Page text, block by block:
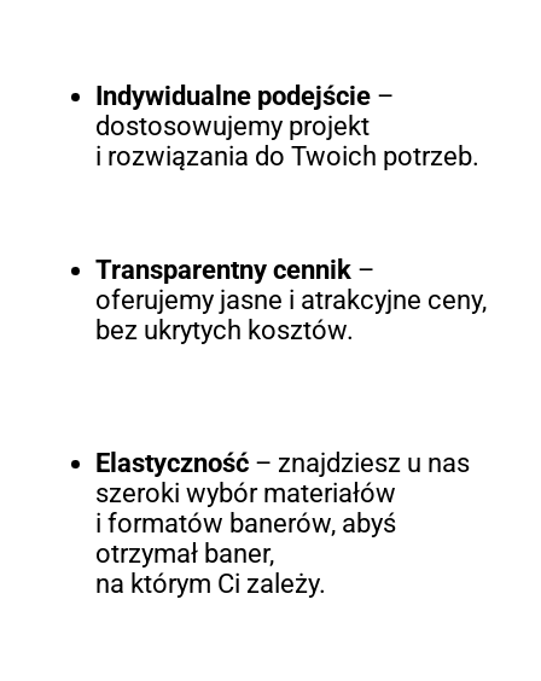
Indywidualne podejście–
dostosowujemy projekt
i rozwiązania do Twoich potrzeb.
Transparentny cennik–
oferujemy jasne i atrakcyjne ceny,
bez ukrytych kosztów.
Elastyczność– znajdziesz u nas
szeroki wybór materiałów
i formatów banerów, abyś
otrzymał baner,
na którym Ci zależy.